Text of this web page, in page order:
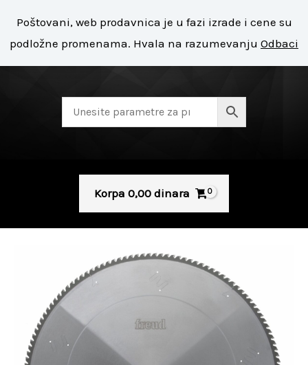
sadržaj
+ 381 11 8127 400
Korpa 0,00 dinara
Poštovani, web prodavnica je u fazi izrade i cene su
podložne promenama. Hvala na razumevanju Odbaci